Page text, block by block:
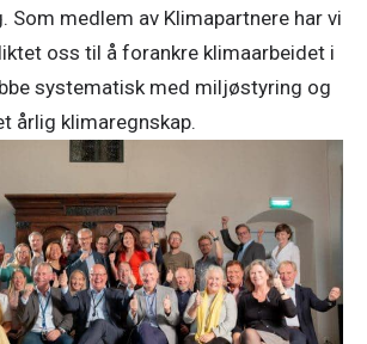
Som medlem av Klimapartnere har vi
oss til å forankre klimaarbeidet i
systematisk med miljøstyring og
årlig klimaregnskap.